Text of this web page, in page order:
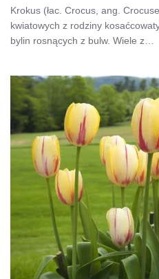
Krokus (łac. Crocus, ang.
kwiatowych z rodziny
bylin rosnących z bulw. Wiele z…